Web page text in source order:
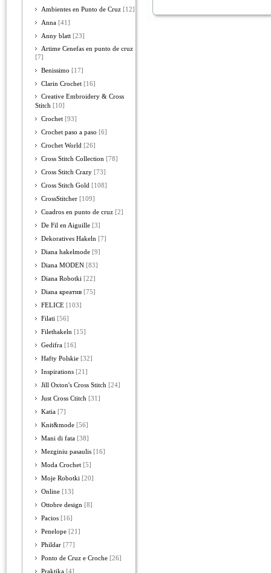
Ambientes en Punto de Cruz [12]
Anna [41]
Anny blatt [23]
Artime Cenefas en punto de cruz
[7]
Benissimo [17]
Clarin Crochet [16]
Creative Embroidery & Cross
Stitch [10]
Crochet [93]
Crochet paso a paso [6]
Crochet World [26]
Cross Stitch Collection [78]
Cross Stitch Crazy [73]
Cross Stitch Gold [108]
CrossStitcher [109]
Cuadros en punto de cruz [2]
De Fil en Aiguille [3]
Dekoratives Hakeln [7]
Diana hakelmode [9]
Diana MODEN [83]
Diana Robotki [22]
Diana креатив [75]
FELICE [103]
Filati [56]
Filethakeln [15]
Gedifra [16]
Hafty Polskie [32]
Inspirations [21]
Jill Oxton's Cross Stitch [24]
Just Cross Ctitch [31]
Katia [7]
Knit&mode [56]
Mani di fata [38]
Mezginiu pasaulis [16]
Moda Crochet [5]
Moje Robotki [20]
Online [13]
Ottobre design [8]
Pacios [16]
Penelope [21]
Phildar [77]
Ponto de Cruz e Croche [26]
Praktika [4]